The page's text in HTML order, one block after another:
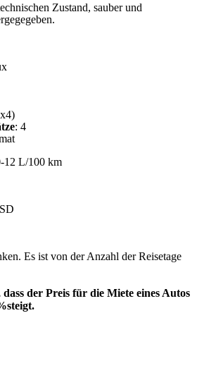
Zustand, sauber und
: 4
12 L/100 km
Es ist von der Anzahl der Reisetage
der Preis für die Miete eines Autos